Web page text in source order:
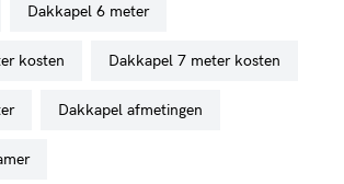
dakkapel 6 meter
kosten dakkapel 7 meter kosten
dakkapel afmetingen